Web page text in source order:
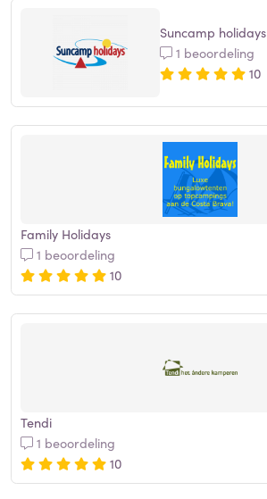
Suncamp holidays
1 beoordeling
10
Family Holidays
1 beoordeling
10
Tendi
1 beoordeling
10